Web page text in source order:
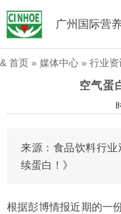
广州国际营
& 首页 » 媒体中心 » 行业资
空气蛋
来源：食品饮料行
续蛋白！》
根据彭博情报近期的一